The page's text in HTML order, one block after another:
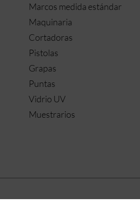
Marcos medida estándar
Maquinaria
Cortadoras
Pistolas
Grapas
Puntas
Vidrio UV
Muestrarios